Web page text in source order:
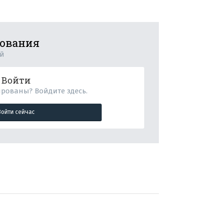
Войти
Войдите здесь.
сейчас